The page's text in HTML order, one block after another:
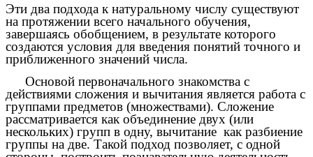
Эти два подхода к натуральному числу существуют
на протяжении всего начального обучения,
завершаясь обобщением, в результате которого
создаются условия для введения понятий точного и
приближенного значений числа.
Основой первоначального знакомства с
действиями сложения и вычитания является работа с
группами предметов (множествами). Сложение
рассматривается как объединение двух (или
нескольких) групп в одну, вычитание как разбиение
группы на две. Такой подход позволяет, с одной